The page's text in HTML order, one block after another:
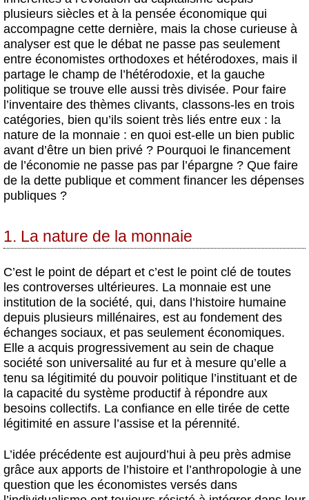
plusieurs siècles et à la pensée économique qui
accompagne cette dernière, mais la chose curieuse à
analyser est que le débat ne passe pas seulement
entre économistes orthodoxes et hétérodoxes, mais il
partage le champ de l’hétérodoxie, et la gauche
politique se trouve elle aussi très divisée. Pour faire
l’inventaire des thèmes clivants, classons-les en trois
catégories, bien qu’ils soient très liés entre eux : la
nature de la monnaie : en quoi est-elle un bien public
avant d’être un bien privé ? Pourquoi le financement
de l’économie ne passe pas par l’épargne ? Que faire
de la dette publique et comment financer les dépenses
publiques ?
1. La nature de la monnaie
C’est le point de départ et c’est le point clé de toutes
les controverses ultérieures. La monnaie est une
institution de la société, qui, dans l’histoire humaine
depuis plusieurs millénaires, est au fondement des
échanges sociaux, et pas seulement économiques.
Elle a acquis progressivement au sein de chaque
société son universalité au fur et à mesure qu’elle a
tenu sa légitimité du pouvoir politique l’instituant et de
la capacité du système productif à répondre aux
besoins collectifs. La confiance en elle tirée de cette
légitimité en assure l’assise et la pérennité.
L’idée précédente est aujourd’hui à peu près admise
grâce aux apports de l’histoire et l’anthropologie à une
question que les économistes versés dans